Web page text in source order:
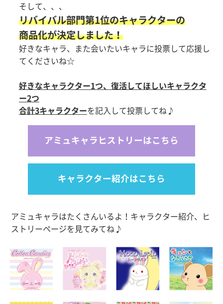
そして、、、
リバイバル部門第1位のキャラクターの
商品化が決定しました！
好きなキャラ、また会いたいキャラに投票して応援し
てくださいね☆
好きなキャラクター1つ、復活してほしいキャラクタ
ー2つ
合計3キャラクターを記入して投票してね♪
アミュキャラヒストリーはこちら
キャラクター紹介はこちら
アミュキャラはたくさんいるよ！キャラクター紹介、ヒ
ストリーページを見てみてね♪